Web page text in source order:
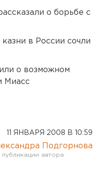
о борьбе с
в России сочли
о возможном
Миасс
11 ЯНВАРЯ 2008 В 10:59
Подгорнова